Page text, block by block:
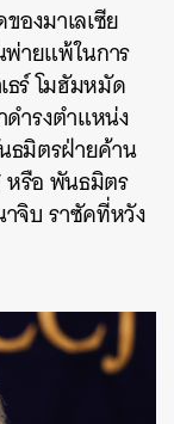
องมาเลเซีย
ายแพ้ในการ
ธร์ โมฮัมหมัด
ำรงตำแหน่ง
ธมิตรฝ่ายค้าน
หรือ พันธมิตร
จิบ ราซัคที่หวัง